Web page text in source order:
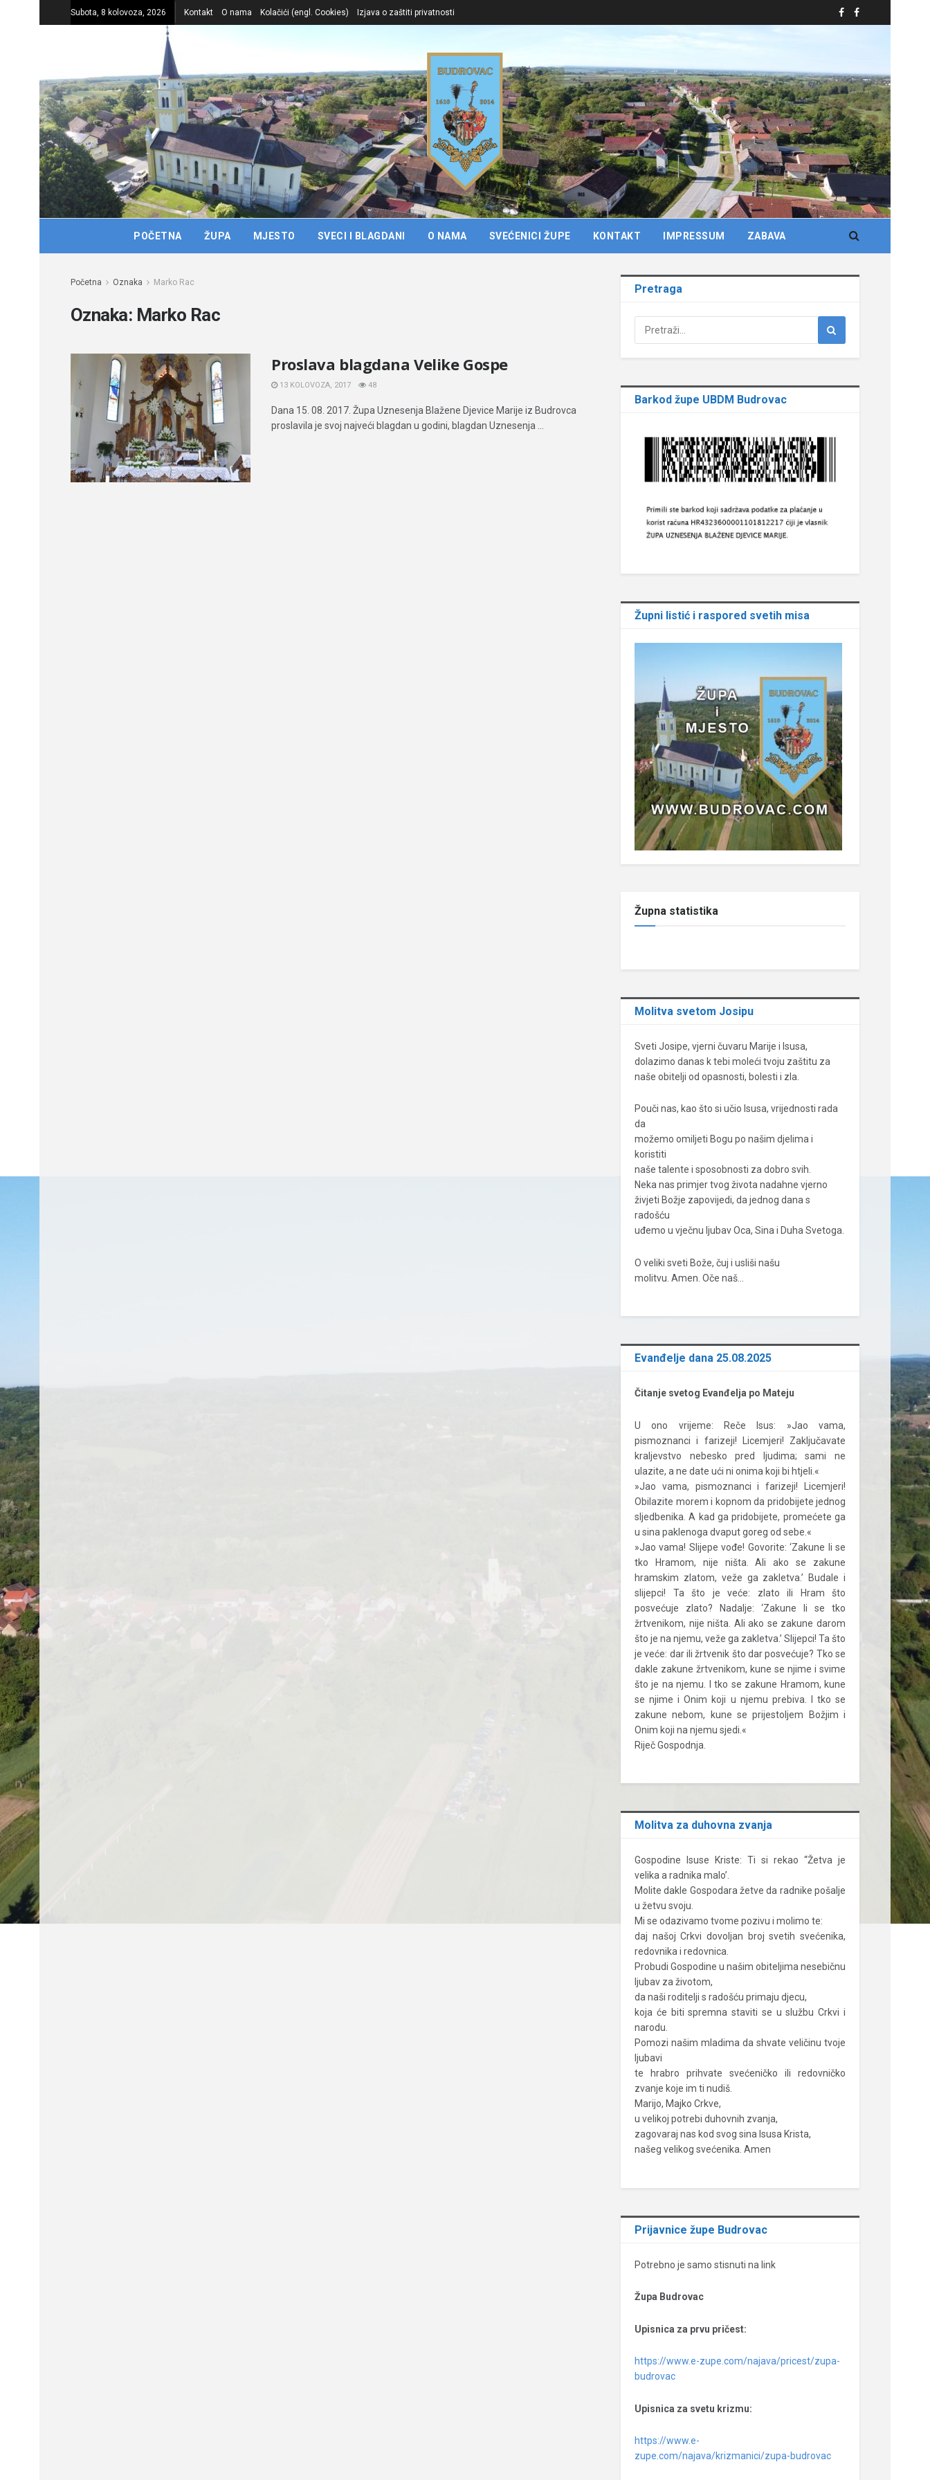
Subota, 8 kolovoza, 2026 Kontakt O nama Kolačići (engl. Cookies) Izjava o zaštiti privatnosti
POČETNA ŽUPA MJESTO SVECI I BLAGDANI O NAMA SVEĆENICI ŽUPE KONTAKT IMPRESSUM ZABAVA
Početna Oznaka Marko Rac
Oznaka: Marko Rac
Proslava blagdana Velike Gospe
13 KOLOVOZA, 2017 48
Dana 15. 08. 2017. Župa Uznesenja Blažene Djevice Marije iz Budrovca
proslavila je svoj najveći blagdan u godini, blagdan Uznesenja ...
Pretraga
Barkod župe UBDM Budrovac
Župni listić i raspored svetih misa
Župna statistika
Molitva svetom Josipu
Sveti Josipe, vjerni čuvaru Marije i Isusa,
dolazimo danas k tebi moleći tvoju zaštitu za
naše obitelji od opasnosti, bolesti i zla.
Pouči nas, kao što si učio Isusa, vrijednosti rada
da
možemo omiljeti Bogu po našim djelima i
koristiti
naše talente i sposobnosti za dobro svih.
Neka nas primjer tvog života nadahne vjerno
živjeti Božje zapovijedi, da jednog dana s
radošću
uđemo u vječnu ljubav Oca, Sina i Duha Svetoga.
O veliki sveti Bože, čuj i usliši našu
molitvu. Amen. Oče naš…
Evanđelje dana 25.08.2025
Čitanje svetog Evanđelja po Mateju
U ono vrijeme: Reče Isus: »Jao vama,
pismoznanci i farizeji! Licemjeri! Zaključavate
kraljevstvo nebesko pred ljudima; sami ne
ulazite, a ne date ući ni onima koji bi htjeli.«
»Jao vama, pismoznanci i farizeji! Licemjeri!
Obilazite morem i kopnom da pridobijete jednog
sljedbenika. A kad ga pridobijete, promećete ga
u sina paklenoga dvaput goreg od sebe.«
»Jao vama! Slijepe vođe! Govorite: ‘Zakune li se
tko Hramom, nije ništa. Ali ako se zakune
hramskim zlatom, veže ga zakletva.’ Budale i
slijepci! Ta što je veće: zlato ili Hram što
posvećuje zlato? Nadalje: ‘Zakune li se tko
žrtvenikom, nije ništa. Ali ako se zakune darom
što je na njemu, veže ga zakletva.’ Slijepci! Ta što
je veće: dar ili žrtvenik što dar posvećuje? Tko se
dakle zakune žrtvenikom, kune se njime i svime
što je na njemu. I tko se zakune Hramom, kune
se njime i Onim koji u njemu prebiva. I tko se
zakune nebom, kune se prijestoljem Božjim i
Onim koji na njemu sjedi.«
Riječ Gospodnja.
Molitva za duhovna zvanja
Gospodine Isuse Kriste: Ti si rekao “Žetva je
velika a radnika malo’.
Molite dakle Gospodara žetve da radnike pošalje
u žetvu svoju.
Mi se odazivamo tvome pozivu i molimo te:
daj našoj Crkvi dovoljan broj svetih svećenika,
redovnika i redovnica.
Probudi Gospodine u našim obiteljima nesebičnu
ljubav za životom,
da naši roditelji s radošću primaju djecu,
koja će biti spremna staviti se u službu Crkvi i
narodu.
Pomozi našim mladima da shvate veličinu tvoje
ljubavi
te hrabro prihvate svećeničko ili redovničko
zvanje koje im ti nudiš.
Marijo, Majko Crkve,
u velikoj potrebi duhovnih zvanja,
zagovaraj nas kod svog sina Isusa Krista,
našeg velikog svećenika. Amen
Prijavnice župe Budrovac
Potrebno je samo stisnuti na link
Župa Budrovac
Upisnica za prvu pričest:
https://www.e-zupe.com/najava/pricest/zupa-
budrovac
Upisnica za svetu krizmu:
https://www.e-
zupe.com/najava/krizmanici/zupa-budrovac